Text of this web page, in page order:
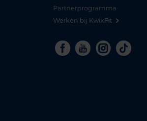
Partnerprogramma
Werken bij KwikFit
Facebook
Youtube